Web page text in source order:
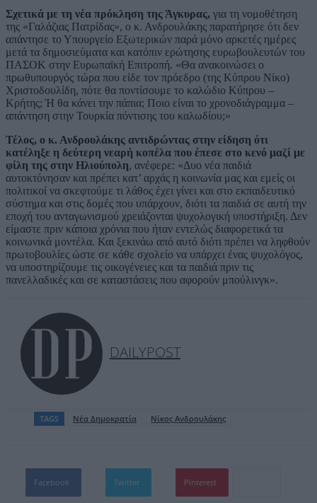
Σχετικά με τη νέα πρόκληση της Άγκυρας, για τη νομοθέτηση
της «Γαλάζιας Πατρίδας», ο κ. Ανδρουλάκης παρατήρησε ότι δεν
απάντησε το Υπουργείο Εξωτερικών παρά μόνο αρκετές ημέρες
μετά τα δημοσιεύματα και κατόπιν ερώτησης ευρωβουλευτών του
ΠΑΣΟΚ στην Ευρωπαϊκή Επιτροπή. «Θα ανακοινώσει ο
πρωθυπουργός τώρα που είδε τον πρόεδρο (της Κύπρου Νίκο)
Χριστοδουλίδη, πότε θα ποντίσουμε το καλώδιο Κύπρου –
Κρήτης; Ή θα κάνει την πάπια; Ποιο είναι το χρονοδιάγραμμα –
απάντηση στην Τουρκία πόντισης του καλωδίου;»
Τέλος, ο κ. Ανδρουλάκης αντιδρώντας στην είδηση ότι
κατέληξε η δεύτερη νεαρή κοπέλα που έπεσε στο κενό μαζί με
φίλη της στην Ηλιούπολη, ανέφερε: «Δυο νέα παιδιά
αυτοκτόνησαν και πρέπει κατ’ αρχάς η κοινωνία μας και εμείς οι
πολιτικοί να σκεφτούμε τι λάθος έχει γίνει και στο εκπαιδευτικό
σύστημα και στις δομές που υπάρχουν, διότι τα παιδιά σε αυτή την
εποχή του ανταγωνισμού χρειάζονται ψυχολογική υποστήριξη. Δεν
είμαστε πριν κάποια χρόνια που ήταν εντελώς διαφορετικά τα
κοινωνικά μοντέλα. Και ξεκινάω από αυτό διότι πρέπει να ληφθούν
πρωτοβουλίες ώστε σε κάθε σχολείο να υπάρχει ένας ψυχολόγος,
να υποστηρίζουμε τις οικογένειες και τα παιδιά πριν τις
πανελλαδικές και σε καταστάσεις που αφορούν μπούλινγκ».
DAILYPOST
TAGS Νέα Δημοκρατία Νίκος Ανδρουλάκης
Facebook Twitter Pinterest